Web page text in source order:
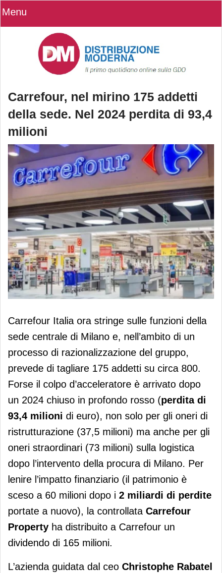
Menu
Carrefour, nel mirino 175 addetti
della sede. Nel 2024 perdita di 93,4
milioni
Carrefour, nel mirino 175 addetti della
sede. Nel 2024 perdita di 93,4 milioni
Carrefour Italia ora stringe sulle funzioni della
sede centrale di Milano e, nell’ambito di un
processo di razionalizzazione del gruppo,
prevede di tagliare 175 addetti su circa 800.
Forse il colpo d’acceleratore è arrivato dopo
un 2024 chiuso in profondo rosso (perdita di
93,4 milioni di euro), non solo per gli oneri di
ristrutturazione (37,5 milioni) ma anche per gli
oneri straordinari (73 milioni) sulla logistica
dopo l’intervento della procura di Milano. Per
lenire l’impatto finanziario (il patrimonio è
sceso a 60 milioni dopo i 2 miliardi di perdite
portate a nuovo), la controllata Carrefour
Property ha distribuito a Carrefour un
dividendo di 165 milioni.
L’azienda guidata dal ceo Christophe Rabatel